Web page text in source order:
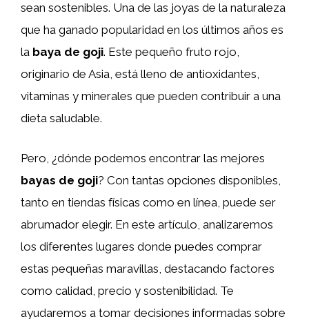
sean sostenibles. Una de las joyas de la naturaleza
que ha ganado popularidad en los últimos años es
la baya de goji. Este pequeño fruto rojo,
originario de Asia, está lleno de antioxidantes,
vitaminas y minerales que pueden contribuir a una
dieta saludable.
Pero, ¿dónde podemos encontrar las mejores
bayas de goji? Con tantas opciones disponibles,
tanto en tiendas físicas como en línea, puede ser
abrumador elegir. En este artículo, analizaremos
los diferentes lugares donde puedes comprar
estas pequeñas maravillas, destacando factores
como calidad, precio y sostenibilidad. Te
ayudaremos a tomar decisiones informadas sobre